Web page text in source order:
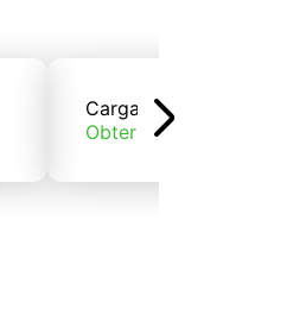
Carga de trem
Obter ofertas